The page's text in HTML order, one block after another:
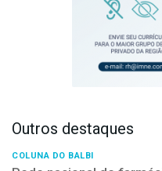
Outros destaques
COLUNA DO BALBI